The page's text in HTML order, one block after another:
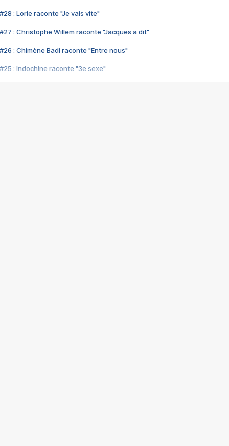
#28 : Lorie raconte "Je vais vite"
#27 : Christophe Willem raconte "Jacques a dit"
#26 : Chimène Badi raconte "Entre nous"
#25 : Indochine raconte "3e sexe"